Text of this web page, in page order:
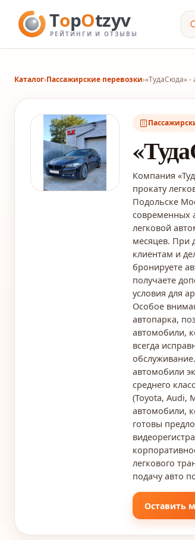
Каталог›Пассажирские перевозки›«ТудаСюда» -
Компания
прокату
Подольске
современных
легковой
месяцев. При
клиентам и
бронируете
получаете
условия для
Особое
автопарка,
автомобили,
всегда
автомобили
среднего
(Toyota, Audi,
автомобили,
готовы
легкового
подачу авто
Оставить